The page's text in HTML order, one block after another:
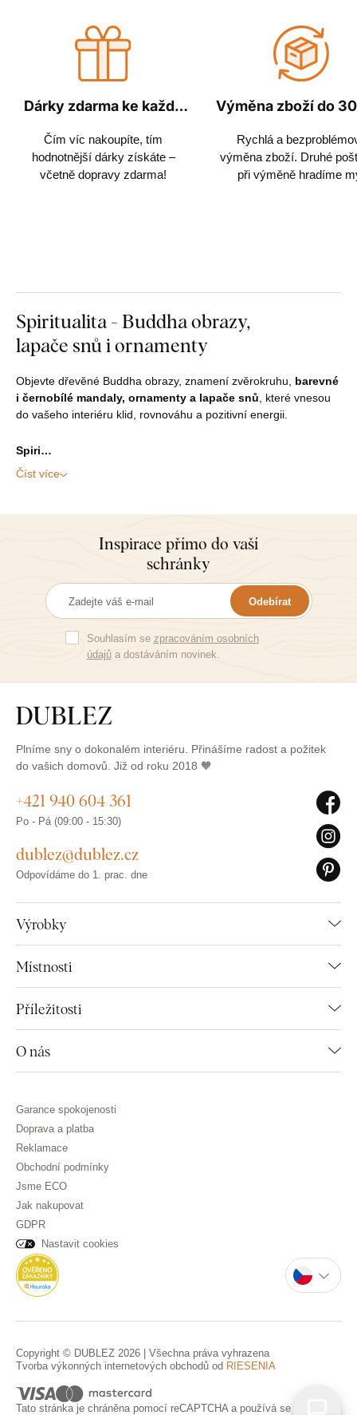
Dárky zdarma ke každé
Čím víc nakoupíte, tím
hodnotnější dárky získáte –
včetně dopravy zdarma!
Výměna zboží do
Rychlá a
výměna zboží. Druhé
při výměně hradíme
Spiritualita - Buddha obrazy,
lapače snů i ornamenty
Objevte dřevěné Buddha obrazy, znamení zvěrokruhu, barevné
i černobílé mandaly, ornamenty a lapače snů , které vnesou
do vašeho interiéru klid, rovnováhu a pozitivní energii.
Spiri…
Číst více
Inspirace přímo do vaší
schránky
Odebírat
Souhlasím se zpracováním osobních
údajůa dostáváním novinek.
Plníme sny o dokonalém interiéru. Přinášíme radost a požitek
do vašich domovů. Již od roku 2018 🧡
Výrobky
Místnosti
Příležitosti
O nás
+421 940 604 361
Po - Pá (09:00 - 15:30)
dublez@dublez.cz
Odpovídáme do 1. prac. dne
Garance spokojenosti
Doprava a platba
Reklamace
Obchodní podmínky
Jsme ECO
Jak nakupovat
GDPR
Nastavit cookies
Copyright © DUBLEZ 2026 | Všechna práva vyhrazena
Tvorba výkonných internetových obchodů od RIESENIA
Tato stránka je chráněna pomocí reCAPTCHA a používá se